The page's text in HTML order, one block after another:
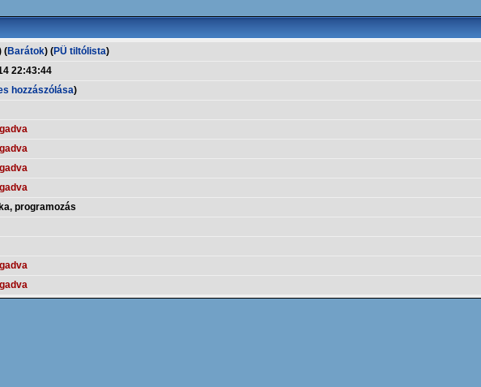
(Barátok) (PÜ tiltólista)
22:43:44
hozzászólása)
programozás